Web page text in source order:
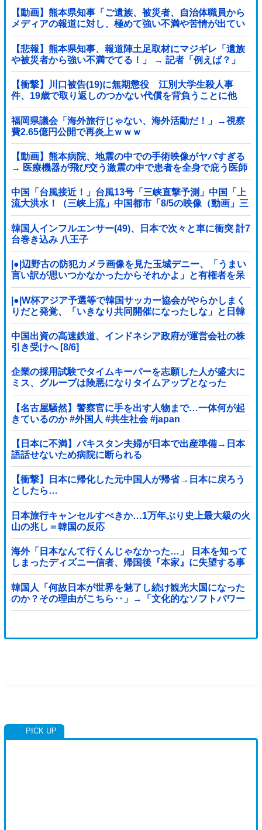
【動画】熊本県知事「ご遺族、被災者、自治体職員から
メディアの報道に対し、極めて強い不満や苦情が出てい
る」記者「具体的には？」→
【悲報】熊本県知事、報道陣土足取材にマジギレ「遺族
や被災者から強い不満でてる！」 → 記者「例えば？」
→ 知事、怒り通り越して呆れてしまう …...
【衝撃】川口被告(19)に無期懲役 江別大学生殺人事
件、19歳で取り返しのつかない代償を背負うことに他
福岡県議会「海外旅行じゃない、海外活動だ！」→視察
費2.65億円公開で再炎上ｗｗｗ
【動画】熊本病院、地震の中での手術映像がヤバすぎる
→ 医療機器が飛び交う激震の中で患者を全身で庇う医師
らの咄嗟の行動に世界中から絶賛の嵐
中国「台風接近！」台風13号「三峡直撃予測」中国「上
流大洪水！（三峡上流」中国都市「8/5の映像（動画」三
峡ダム「緊急放流（決壊危機」中国「下流大水害（震え
声」→
韓国人インフルエンサー(49)、日本で次々と車に衝突 計7
台巻き込み 八王子
|●|辺野古の防犯カメラ画像を見た玉城デニー、「うまい
言い訳が思いつかなかったからそれかよ」と有権者を呆
れさせるコメントを……
|●|W杯アジア予選等で韓国サッカー協会がやらかしまく
りだと発覚、「いきなり共同開催になったしな」と日韓
共催の件に言及する声も……
中国出資の高速鉄道、インドネシア政府が運営会社の株
引き受けへ [8/6]
企業の採用試験でタイムキーパーを志願した人が盛大に
ミス、グループは険悪になりタイムアップとなった
が……
【名古屋騒然】警察官に手を出す人物まで…一体何が起
きているのか #外国人 #共生社会 #japan
【日本に不満】パキスタン夫婦が日本で出産準備→日本
語話せないため病院に断られる
【衝撃】日本に帰化した元中国人が帰省→日本に戻ろう
としたら…
日本旅行キャンセルすべきか…1万年ぶり史上最大級の火
山の兆し＝韓国の反応
海外「日本なんて行くんじゃなかった…」 日本を知って
しまったディズニー信者、帰国後『本家』に失望する事
態に
韓国人「何故日本が世界を魅了し続け観光大国になった
のか？その理由がこちら‥」→「文化的なソフトパワー
が凄い」